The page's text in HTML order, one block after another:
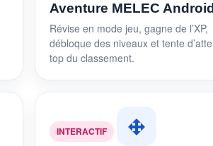
Aventure MELEC Android
Révise en mode jeu, gagne de l’XP,
débloque des niveaux et tente
top du classement.
INTERACTIF